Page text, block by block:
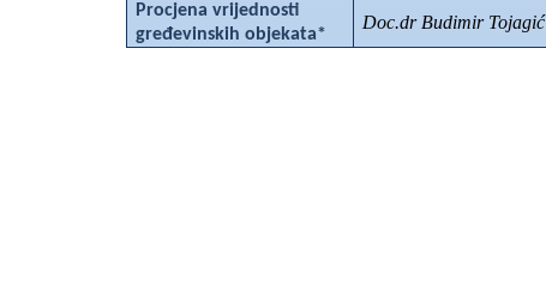
Procjena vrijednosti
gređevinskih objekata*
Doc.dr Budimir Tojagić